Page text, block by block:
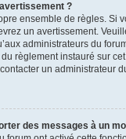
?
ensemble de règles. Si
un avertissement.
administrateurs du
règlement instauré sur
un administrateur
des messages à un